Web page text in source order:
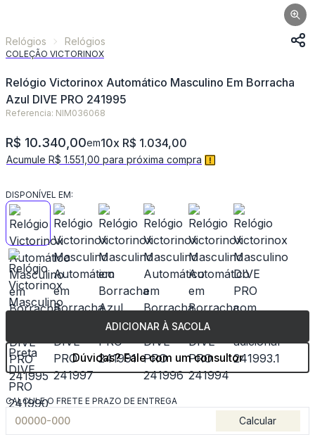
Relógios Relógios
COLEÇÃO VICTORINOX
Relógio Victorinox Automático Masculino Em Borracha
Azul DIVE PRO 241995
Referencia: NIM036068
R$ 10.340,00em10x R$ 1.034,00
Acumule R$ 1.551,00 para próxima compra
DISPONÍVEL EM:
ADICIONAR À SACOLA
Dúvidas? Fale com um consultor
CALCULE O FRETE E PRAZO DE ENTREGA
Calcular